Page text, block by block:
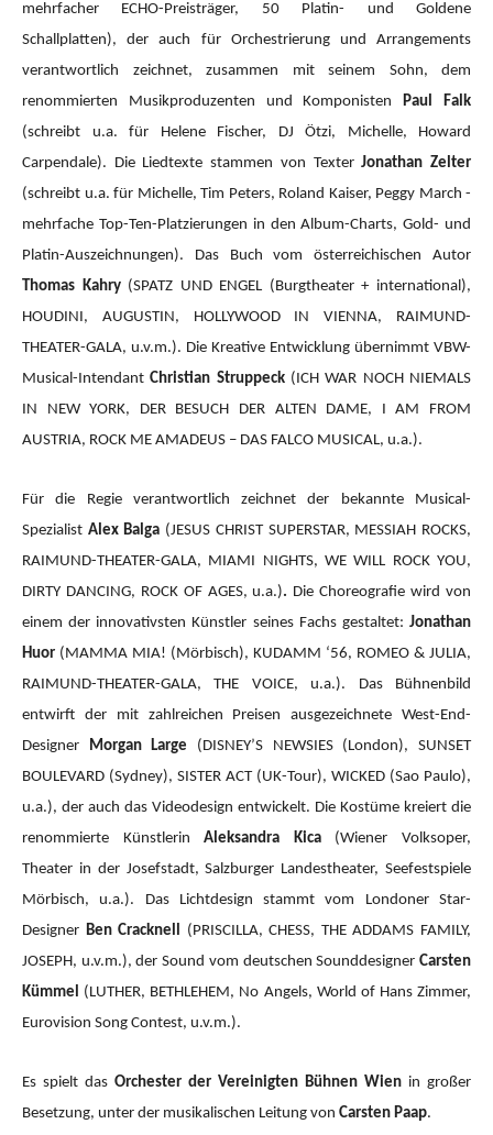
mehrfacher ECHO-Preisträger, 50 Platin- und Goldene
Schallplatten), der auch für Orchestrierung und Arrangements
verantwortlich zeichnet, zusammen mit seinem Sohn, dem
renommierten Musikproduzenten und KomponistenPaul Falk
(schreibt u.a. für Helene Fischer, DJ Ötzi, Michelle, Howard
Carpendale). Die Liedtexte stammen von TexterJonathan Zelter
(schreibt u.a. für Michelle, Tim Peters, Roland Kaiser, Peggy March -
mehrfache Top-Ten-Platzierungen in den Album-Charts, Gold- und
Platin-Auszeichnungen). Das Buch vom österreichischen Autor
Thomas Kahry(SPATZ UND ENGEL (Burgtheater + international),
HOUDINI, AUGUSTIN, HOLLYWOOD IN VIENNA, RAIMUND-
THEATER-GALA, u.v.m.). Die Kreative Entwicklung übernimmt VBW-
Musical-IntendantChristian Struppeck(ICH WAR NOCH NIEMALS
IN NEW YORK, DER BESUCH DER ALTEN DAME, I AM FROM
AUSTRIA, ROCK ME AMADEUS – DAS FALCO MUSICAL, u.a.).
Für die Regie verantwortlich zeichnet der bekannte Musical-
Spezialist Alex Balga (JESUS CHRIST SUPERSTAR, MESSIAH ROCKS,
RAIMUND-THEATER-GALA, MIAMI NIGHTS, WE WILL ROCK YOU,
DIRTY DANCING, ROCK OF AGES, u.a.). Die Choreografie wird von
einem der innovativsten Künstler seines Fachs gestaltet: Jonathan
Huor (MAMMA MIA! (Mörbisch), KUDAMM ‘56, ROMEO & JULIA,
RAIMUND-THEATER-GALA, THE VOICE, u.a.). Das Bühnenbild
entwirft der mit zahlreichen Preisen ausgezeichnete West-End-
Designer Morgan Large (DISNEY’S NEWSIES (London), SUNSET
BOULEVARD (Sydney), SISTER ACT (UK-Tour), WICKED (Sao Paulo),
u.a.), der auch das Videodesign entwickelt. Die Kostüme kreiert die
renommierte KünstlerinAleksandra Kica(Wiener Volksoper,
Theater in der Josefstadt, Salzburger Landestheater, Seefestspiele
Mörbisch, u.a.). Das Lichtdesign stammt vom Londoner Star-
Designer Ben Cracknell (PRISCILLA, CHESS, THE ADDAMS FAMILY,
JOSEPH, u.v.m.), der Sound vom deutschen Sounddesigner Carsten
Kümmel (LUTHER, BETHLEHEM, No Angels, World of Hans Zimmer,
Eurovision Song Contest, u.v.m.).
Es spielt das Orchester der Vereinigten Bühnen Wien in großer
Besetzung, unter der musikalischen Leitung von Carsten Paap.